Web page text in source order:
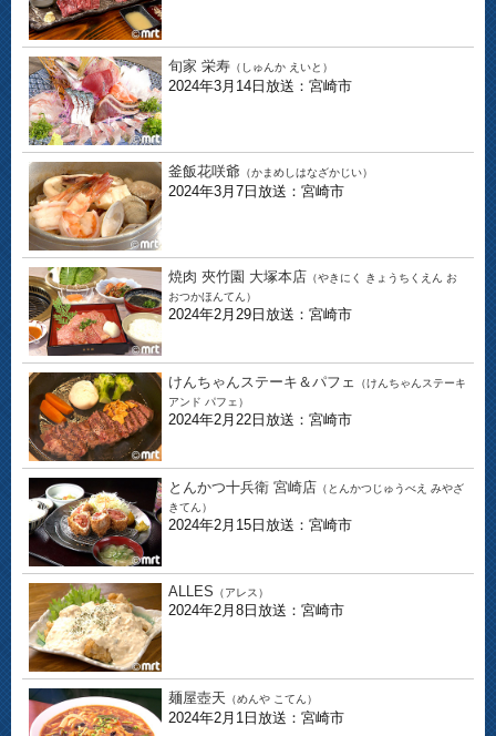
旬家 栄寿 （しゅんか えいと）
2024年3月14日放送：宮崎市
釜飯花咲爺 （かまめしはなざかじい）
2024年3月7日放送：宮崎市
焼肉 夾竹園 大塚本店 （やきにく きょうちくえん お
おつかほんてん）
2024年2月29日放送：宮崎市
けんちゃんステーキ＆パフェ
（けんちゃんステーキ
アンド パフェ）
2024年2月22日放送：宮崎市
とんかつ十兵衛 宮崎店 （とんかつじゅうべえ みやざ
きてん）
2024年2月15日放送：宮崎市
ALLES （アレス）
2024年2月8日放送：宮崎市
麺屋壺天 （めんや こてん）
2024年2月1日放送：宮崎市